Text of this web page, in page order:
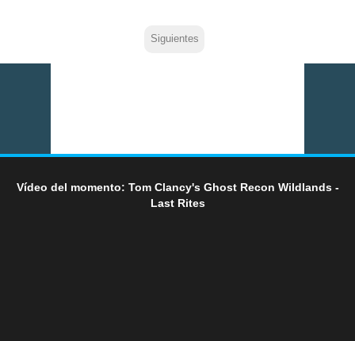
Siguientes
Vídeo del momento: Tom Clancy's Ghost Recon Wildlands -
Last Rites